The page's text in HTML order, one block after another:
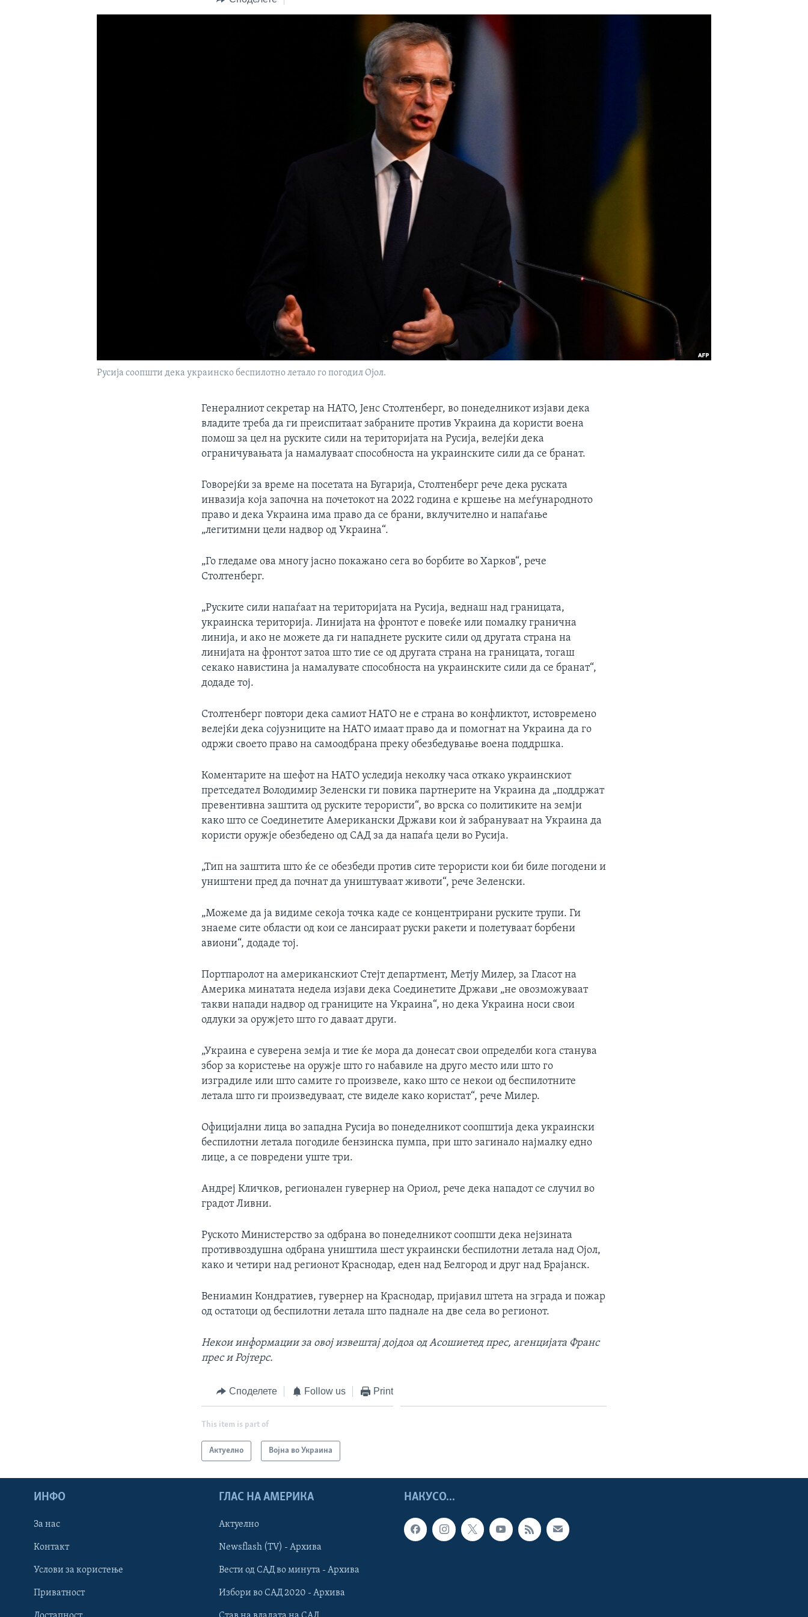
Learning English
НАКУСО...
Русија соопшти дека украинско беспилотно летало го погодил Ојол.
Генералниот секретар на НАТО, Јенс Столтенберг, во понеделникот изјави дека
владите треба да ги преиспитаат забраните против Украина да користи воена
помош за цел на руските сили на територијата на Русија, велејќи дека
ограничувањата ја намалуваат способноста на украинските сили да се бранат.
Говорејќи за време на посетата на Бугарија, Столтенберг рече дека руската
инвазија која започна на почетокот на 2022 година е кршење на меѓународното
право и дека Украина има право да се брани, вклучително и напаѓање
„легитимни цели надвор од Украина“.
„Го гледаме ова многу јасно покажано сега во борбите во Харков“, рече
Столтенберг.
„Руските сили напаѓаат на територијата на Русија, веднаш над границата,
украинска територија. Линијата на фронтот е повеќе или помалку гранична
линија, и ако не можете да ги нападнете руските сили од другата страна на
линијата на фронтот затоа што тие се од другата страна на границата, тогаш
секако навистина ја намалувате способноста на украинските сили да се бранат“,
додаде тој.
Столтенберг повтори дека самиот НАТО не е страна во конфликтот, истовремено
велејќи дека сојузниците на НАТО имаат право да и помогнат на Украина да го
одржи своето право на самоодбрана преку обезбедување воена поддршка.
Коментарите на шефот на НАТО уследија неколку часа откако украинскиот
претседател Володимир Зеленски ги повика партнерите на Украина да „поддржат
превентивна заштита од руските терористи“, во врска со политиките на земји
како што се Соединетите Американски Држави кои ѝ забрануваат на Украина да
користи оружје обезбедено од САД за да напаѓа цели во Русија.
„Тип на заштита што ќе се обезбеди против сите терористи кои би биле погодени и
уништени пред да почнат да уништуваат животи“, рече Зеленски.
„Можеме да ја видиме секоја точка каде се концентрирани руските трупи. Ги
знаеме сите области од кои се лансираат руски ракети и полетуваат борбени
авиони“, додаде тој.
Портпаролот на американскиот Стејт департмент, Метју Милер, за Гласот на
Америка минатата недела изјави дека Соединетите Држави „не овозможуваат
такви напади надвор од границите на Украина“, но дека Украина носи свои
одлуки за оружјето што го даваат други.
„Украина е суверена земја и тие ќе мора да донесат свои определби кога станува
збор за користење на оружје што го набавиле на друго место или што го
изградиле или што самите го произвеле, како што се некои од беспилотните
летала што ги произведуваат, сте виделе како користат“, рече Милер.
Официјални лица во западна Русија во понеделникот соопштија дека украински
беспилотни летала погодиле бензинска пумпа, при што загинало најмалку едно
лице, а се повредени уште три.
Андреј Кличков, регионален гувернер на Ориол, рече дека нападот се случил во
градот Ливни.
Руското Министерство за одбрана во понеделникот соопшти дека нејзината
противвоздушна одбрана уништила шест украински беспилотни летала над Ојол,
како и четири над регионот Краснодар, еден над Белгород и друг над Брајанск.
Вениамин Кондратиев, гувернер на Краснодар, пријавил штета на зграда и пожар
од остатоци од беспилотни летала што паднале на две села во регионот.
Некои информации за овој извештај дојдоа одАсошиетед прес, агенцијата Франс
прес и Ројтерс.
Споделете Follow us Print
This item is part of
Актуелно Војна во Украина
НАКУСО...
ИНФО
За нас
Контакт
Услови за користење
Приватност
ГЛАС НА АМЕРИКА
Актуелно
Newsflash (TV) - Архива
Вести од САД во минута - Архива
Избори во САД 2020 - Архива